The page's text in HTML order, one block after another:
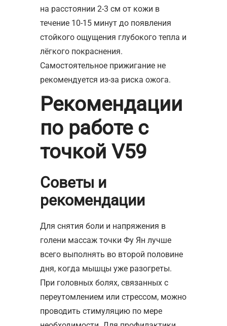
на расстоянии 2-3 см от кожи в
течение 10-15 минут до появления
стойкого ощущения глубокого тепла и
лёгкого покраснения.
Самостоятельное прижигание не
рекомендуется из-за риска ожога.
Рекомендации
по работе с
точкой V59
Советы и
рекомендации
Для снятия боли и напряжения в
голени массаж точки Фу Ян лучше
всего выполнять во второй половине
дня, когда мышцы уже разогреты.
При головных болях, связанных с
переутомлением или стрессом, можно
проводить стимуляцию по мере